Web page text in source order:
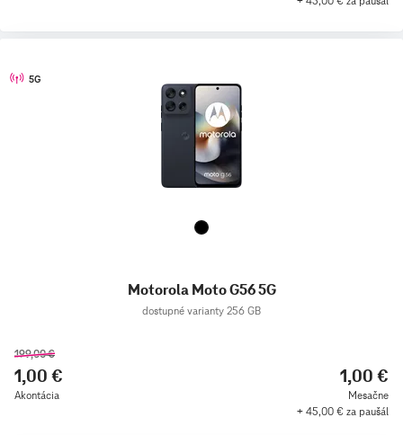
5G
Motorola Moto G56 5G
dostupné varianty 256 GB
199,00 €
1,00 €
Akontácia
1,00 €
Mesačne
+ 45,00 € za paušál